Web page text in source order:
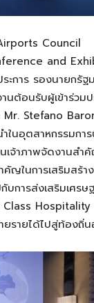
Council
and
การ รองนายกรัฐ
นต้อนรับผู้เข้าร่วม
Stefano
นอุตสาหกรรมกา
เจ้าภาพจัดงานสำ
ญในการเสริมสร้า
การส่งเสริมเศรษ
Class
ยรายได้ไปสู่ท้องถิ่